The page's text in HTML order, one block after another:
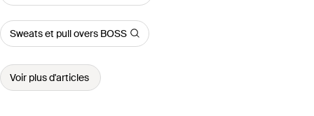
Sweats et pull overs BOSS
Voir plus d'articles